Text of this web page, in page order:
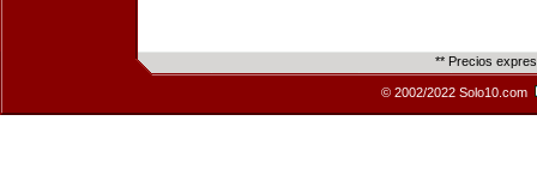
** Precios
© 2002/2022 Solo10.com